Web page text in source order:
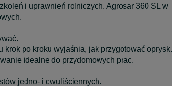
i uprawnień rolniczych. Agrosar 360 SL w
po kroku wyjaśnia, jak przygotować oprysk.
idealne do przydomowych prac.
jedno- i dwuliściennych.